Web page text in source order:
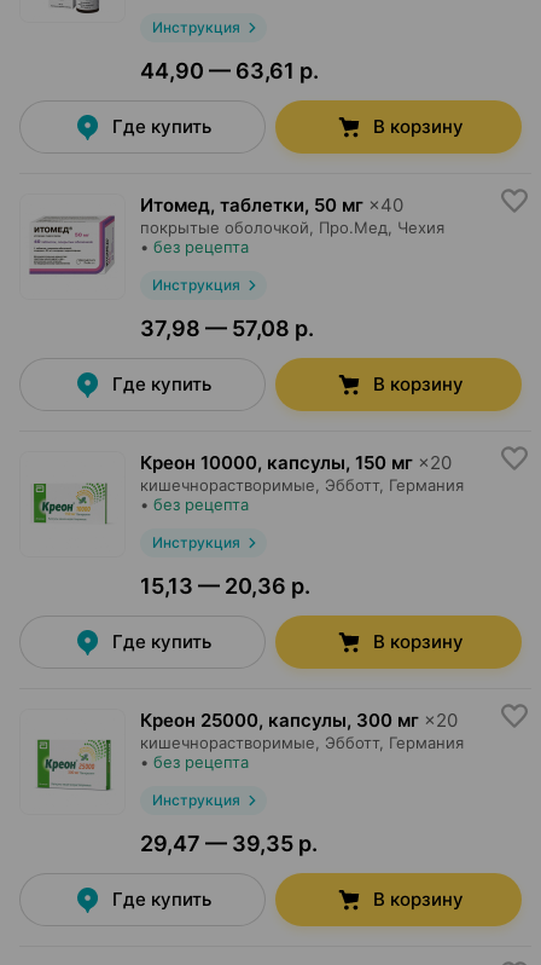
Инструкция
44,90 — 63,61 р.
Где купить В корзину
Итомед, таблетки, 50 мг ×40
покрытые оболочкой, Про.Мед , Чехия
• без рецепта
Инструкция
37,98 — 57,08 р.
Где купить В корзину
Креон 10000, капсулы, 150 мг ×20
кишечнорастворимые, Эбботт, Германия
• без рецепта
Инструкция
15,13 — 20,36 р.
Где купить В корзину
Креон 25000, капсулы, 300 мг ×20
кишечнорастворимые, Эбботт, Германия
• без рецепта
Инструкция
29,47 — 39,35 р.
Где купить В корзину